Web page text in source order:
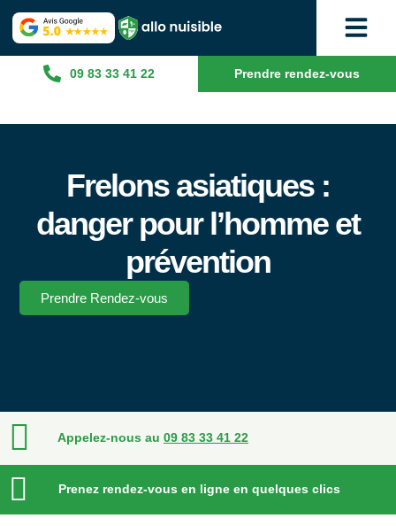
09 83 33 41 22 Prendre rendez-vous
Frelons asiatiques :
danger pour l’homme et
prévention
Prendre Rendez-vous
Appelez-nous au 09 83 33 41 22
Prenez rendez-vous en ligne en quelques clics